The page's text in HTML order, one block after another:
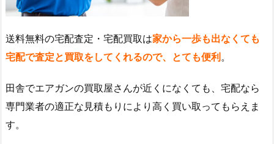
送料無料の宅配査定・宅配買取は家から一歩も出なくても
宅配で査定と買取をしてくれるので、とても便利。
田舎でエアガンの買取屋さんが近くになくても、宅配なら
専門業者の適正な見積もりにより高く買い取ってもらえま
す。